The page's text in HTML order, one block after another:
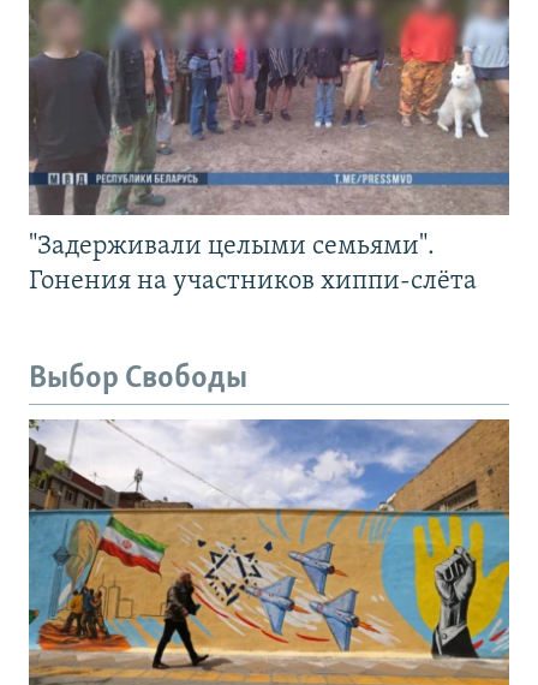
"Задерживали целыми семьями".
Гонения на участников хиппи-слёта
Выбор Свободы